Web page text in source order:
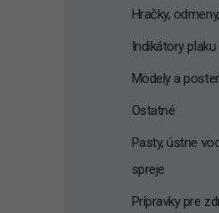
Hračky,
Indikátory plaku
Modely a
Ostatné
Pasty, ústne
spreje
Prípravky pre